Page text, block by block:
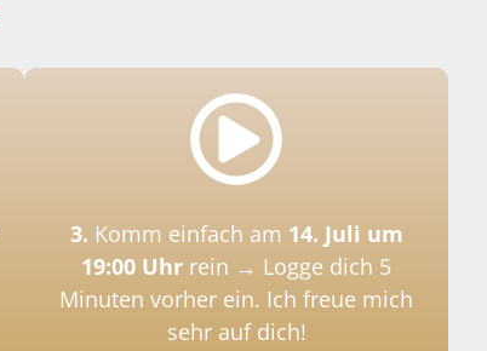
3. Komm einfach am 14. Juli um
19:00 Uhr rein → Logge dich 5
Minuten vorher ein. Ich freue mich
sehr auf dich!